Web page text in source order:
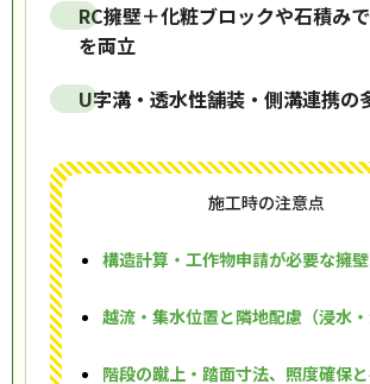
RC擁壁＋化粧ブロックや石積み
を両立
U字溝・透水性舗装・側溝連携の
施工時の注意点
構造計算・工作物申請が必要な擁
越流・集水位置と隣地配慮（浸水・
階段の蹴上・踏面寸法、照度確保